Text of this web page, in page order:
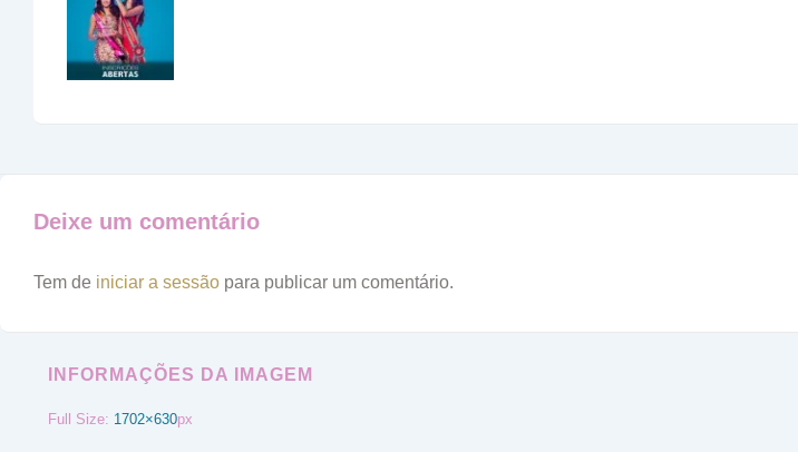
Deixe um comentário
Tem de iniciar a sessão para publicar um comentário.
INFORMAÇÕES DA IMAGEM
Full Size: 1702×630px